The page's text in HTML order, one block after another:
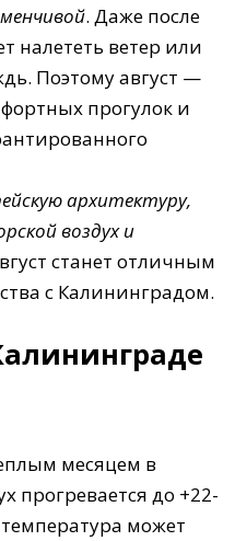
. Даже после
налететь ветер или
Поэтому август —
прогулок и
архитектуру,
воздух и
станет отличным
с Калининградом.
месяцем в
прогревается до +22-
может